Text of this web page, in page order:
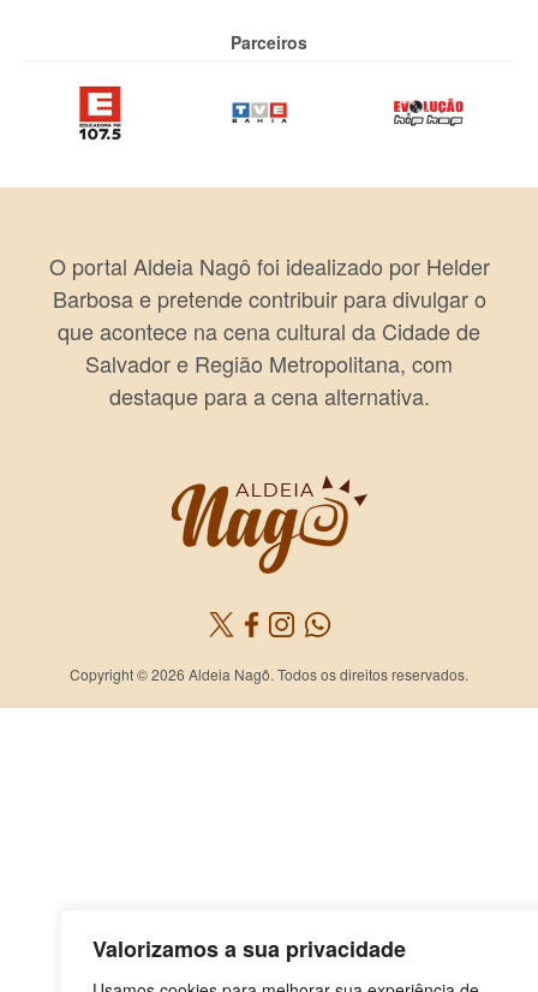
Valorizamos a sua privacidade
Parceiros
O portal Aldeia Nagô foi idealizado por Helder
Barbosa e pretende contribuir para divulgar o
que acontece na cena cultural da Cidade de
Salvador e Região Metropolitana, com
destaque para a cena alternativa.
Copyright © 2026 Aldeia Nagô. Todos os direitos reservados.